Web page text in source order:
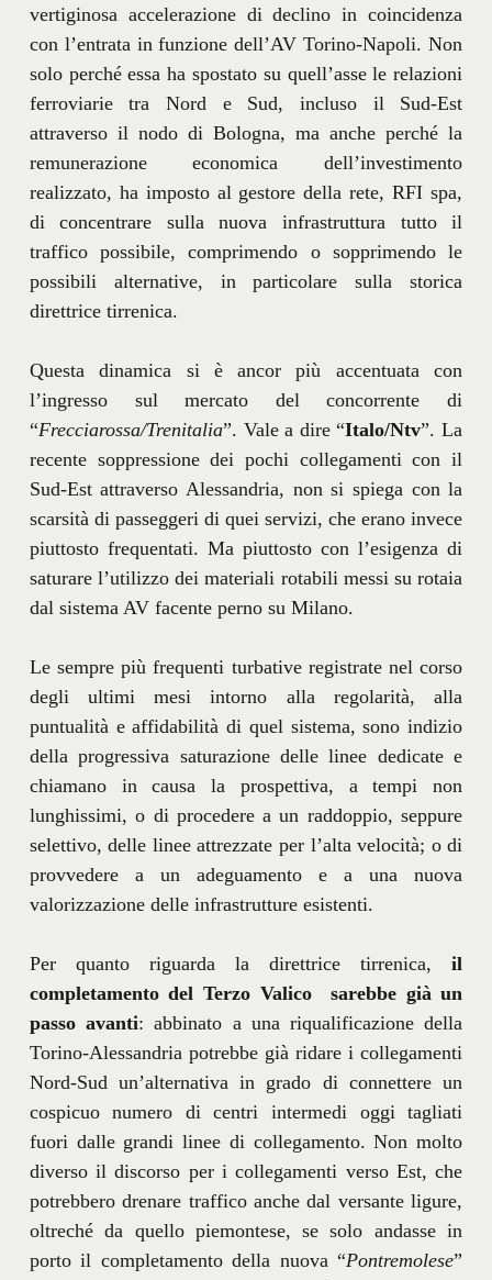
vertiginosa accelerazione di declino in coincidenza
con l’entrata in funzione dell’AV Torino-Napoli. Non
solo perché essa ha spostato su quell’asse le relazioni
ferroviarie tra Nord e Sud, incluso il Sud-Est
attraverso il nodo di Bologna, ma anche perché la
remunerazione economica dell’investimento
realizzato, ha imposto al gestore della rete, RFI spa,
di concentrare sulla nuova infrastruttura tutto il
traffico possibile, comprimendo o sopprimendo le
possibili alternative, in particolare sulla storica
direttrice tirrenica.
Questa dinamica si è ancor più accentuata con
l’ingresso sul mercato del concorrente di
“Frecciarossa/Trenitalia”. Vale a dire “Italo/Ntv”. La
recente soppressione dei pochi collegamenti con il
Sud-Est attraverso Alessandria, non si spiega con la
scarsità di passeggeri di quei servizi, che erano invece
piuttosto frequentati. Ma piuttosto con l’esigenza di
saturare l’utilizzo dei materiali rotabili messi su rotaia
dal sistema AV facente perno su Milano.
Le sempre più frequenti turbative registrate nel corso
degli ultimi mesi intorno alla regolarità, alla
puntualità e affidabilità di quel sistema, sono indizio
della progressiva saturazione delle linee dedicate e
chiamano in causa la prospettiva, a tempi non
lunghissimi, o di procedere a un raddoppio, seppure
selettivo, delle linee attrezzate per l’alta velocità; o di
provvedere a un adeguamento e a una nuova
valorizzazione delle infrastrutture esistenti.
Per quanto riguarda la direttrice tirrenica,il
completamento del Terzo Valico sarebbe già un
passo avanti: abbinato a una riqualificazione della
Torino-Alessandria potrebbe già ridare i collegamenti
Nord-Sud un’alternativa in grado di connettere un
cospicuo numero di centri intermedi oggi tagliati
fuori dalle grandi linee di collegamento. Non molto
diverso il discorso per i collegamenti verso Est, che
potrebbero drenare traffico anche dal versante ligure,
oltreché da quello piemontese, se solo andasse in
porto il completamento della nuova “Pontremolese”